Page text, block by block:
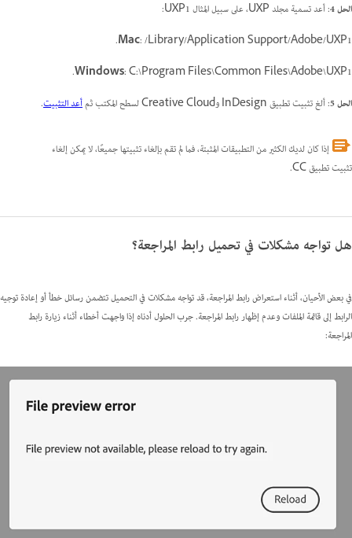
الحل 4 : أعد تسمية مجلد UXP، على سبيل المثال UXP1:
Mac: /Library/Application Support/Adobe/UXP1.
Windows: C:\Program Files\Common Files\Adobe\UXP1.
الحل 5 : ألغ تثبيت تطبيق InDesign وCreative Cloud لسطح المكتب ثم أعد التثبيت.
إذا كان لديك الكثير من التطبيقات المثبتة، فما لم تقم بإلغاء تثبيتها جميعًا، لا يمكن إلغاء
تثبيت تطبيق CC.
هل تواجه مشكلات في تحميل رابط المراجعة؟
في بعض الأحيان، أثناء استعراض رابط المراجعة، قد تواجه مشكلات في التحميل تتضمن رسائل خطأ أو إعادة توجيه
الرابط إلى قائمة الملفات وعدم إظهار رابط المراجعة. جرب الحلول أدناه إذا واجهت أخطاء أثناء زيارة رابط
المراجعة: